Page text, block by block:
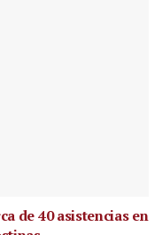
de 40 asistencias en